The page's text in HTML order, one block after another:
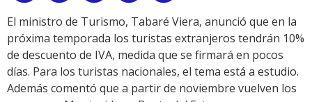
Link
El ministro de Turismo, Tabaré Viera, anunció que en la
próxima temporada los turistas extranjeros tendrán 10%
de descuento de IVA, medida que se firmará en pocos
días. Para los turistas nacionales, el tema está a estudio.
Además comentó que a partir de noviembre vuelven los